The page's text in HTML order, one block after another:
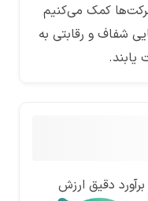
کمک می‌کنیم
شفاف و رقابتی به
یابند.
دقیق ارزش